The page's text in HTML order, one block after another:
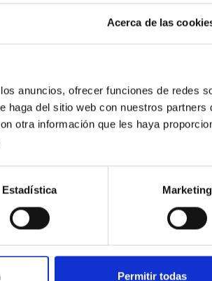
Acerca de las
anuncios, ofrecer funciones de redes
haga del sitio web con nuestros partners
otra información que les haya
Estadística Marketing
Permitir todas
policy